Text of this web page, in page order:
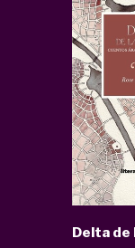
Delta de